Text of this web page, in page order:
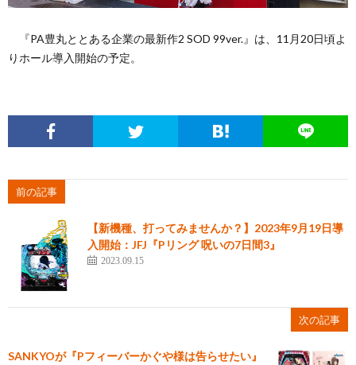
『PA豊丸ととある企業の最新作2 SOD 99ver.』は、11月20日頃よ
りホール導入開始の予定。
前の記事
【新機種、打ってみませんか？】2023年9月19日導
入開始：JFJ『Pリング 呪いの7日間3』
2023.09.15
次の記事
SANKYOが『Pフィーバーかぐや様は告らせたい』